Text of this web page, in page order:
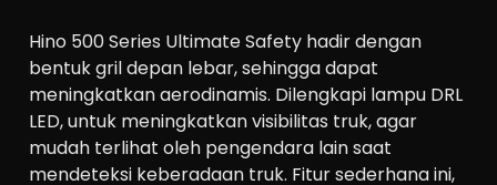
Hino 500 Series Ultimate Safety hadir dengan
bentuk gril depan lebar, sehingga dapat
meningkatkan aerodinamis. Dilengkapi lampu DRL
LED, untuk meningkatkan visibilitas truk, agar
mudah terlihat oleh pengendara lain saat
mendeteksi keberadaan truk. Fitur sederhana ini,